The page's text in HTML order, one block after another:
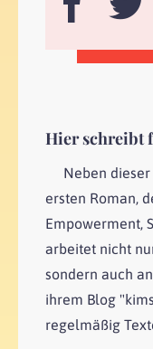
Hier schreibt
Neben
ersten Roman,
Empowerment,
arbeitet nicht
sondern auch
ihrem Blog
regelmäßig